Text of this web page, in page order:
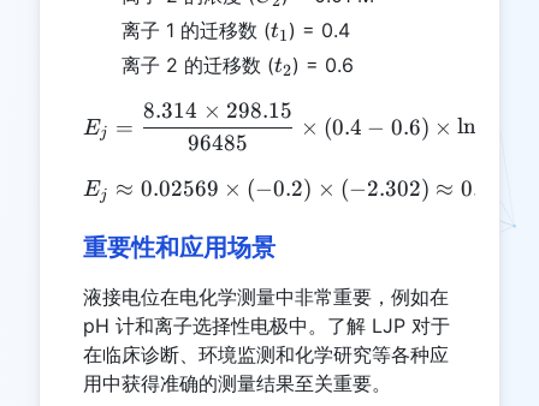
离子 1 的迁移数 (t_1
t1) = 0.4
离子 2 的迁移数 (t_2
t2) = 0.6
E_j = \frac{8.314 \times
Ej =
96485
8.314 × 298.15
× (0.4 − 0.6) × ln
E_j \approx 0.02569
Ej ≈ 0.02569 × (−0.2) × (−2.302) ≈ 0.0118
重要性和应用场景
液接电位在电化学测量中非常重要，例如在
pH 计和离子选择性电极中。了解 LJP 对于
在临床诊断、环境监测和化学研究等各种应
用中获得准确的测量结果至关重要。